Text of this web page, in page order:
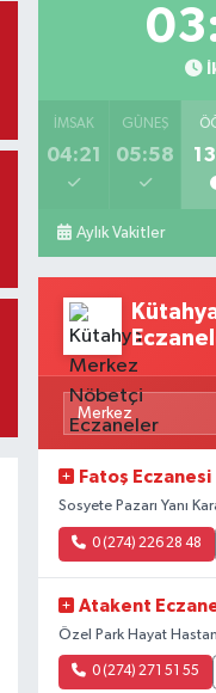
İMSAK
04:21
GÜNEŞ
05:58
Aylık Vakitler
Fatoş Eczanesi
Sosyete Pazarı Yanı
0 (274) 226 28 48
Atakent
Özel Park Hayat
0 (274) 271 51 55